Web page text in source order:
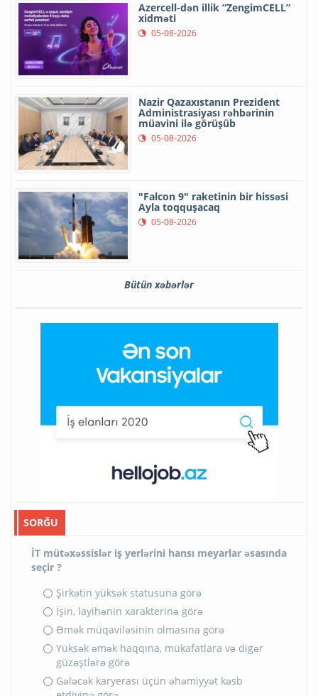
Azercell-dən illik “ZengimCELL”
xidməti
05-08-2026
Nazir Qazaxıstanın Prezident
Administrasiyası rəhbərinin
müavini ilə görüşüb
05-08-2026
"Falcon 9" raketinin bir hissəsi
Ayla toqquşacaq
05-08-2026
Bütün xəbərlər
SORĞU
İT mütəxəssislər iş yerlərini hansı meyarlar əsasında
seçir ?
Şirkətin yüksək statusuna görə
İşin, layihənin xarakterinə görə
Əmək müqaviləsinin olmasına görə
Yüksək əmək haqqına, mükafatlara və digər
güzəştlərə görə
Gələcək karyerası üçün əhəmiyyət kəsb